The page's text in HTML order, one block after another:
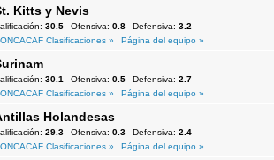
Kitts y Nevis
30.5 Ofensiva: 0.8 Defensiva: 3.2
Clasificaciones »
Página del equipo »
30.1 Ofensiva: 0.5 Defensiva: 2.7
Clasificaciones »
Página del equipo »
Holandesas
29.3 Ofensiva: 0.3 Defensiva: 2.4
Clasificaciones »
Página del equipo »